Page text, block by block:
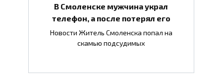
В Смоленске мужчина украл
телефон, а после потерял его
Новости Житель Смоленска попал на
скамью подсудимых